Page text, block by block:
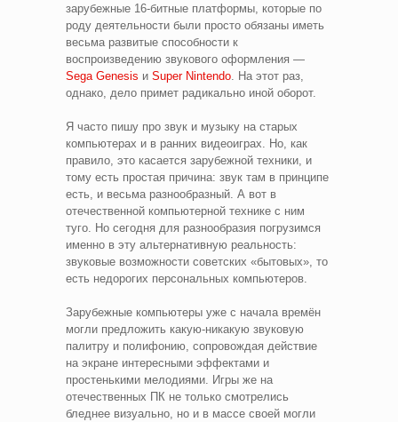
зарубежные 16-битные платформы, которые по
роду деятельности были просто обязаны иметь
весьма развитые способности к
воспроизведению звукового оформления —
Sega Genesis и Super Nintendo . На этот раз,
однако, дело примет радикально иной оборот.
Я часто пишу про звук и музыку на старых
компьютерах и в ранних видеоиграх. Но, как
правило, это касается зарубежной техники, и
тому есть простая причина: звук там в принципе
есть, и весьма разнообразный. А вот в
отечественной компьютерной технике с ним
туго. Но сегодня для разнообразия погрузимся
именно в эту альтернативную реальность:
звуковые возможности советских «бытовых», то
есть недорогих персональных компьютеров.
Зарубежные компьютеры уже с начала времён
могли предложить какую-никакую звуковую
палитру и полифонию, сопровождая действие
на экране интересными эффектами и
простенькими мелодиями. Игры же на
отечественных ПК не только смотрелись
бледнее визуально, но и в массе своей могли